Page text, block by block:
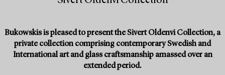
Bukowskis is pleased to present the Sivert Oldenvi Collection, a
private collection comprising contemporary Swedish and
International art and glass craftsmanship amassed over an
extended period.